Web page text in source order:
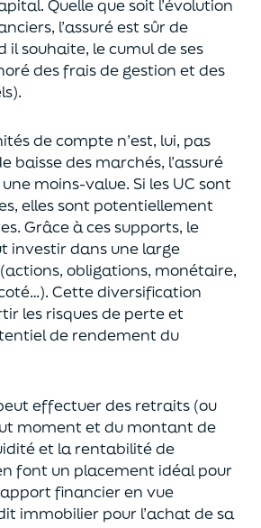
Quelle que soit l’évolution
l’assuré est sûr de
il souhaite, le cumul de ses
des frais de gestion et des
de compte n’est, lui, pas
baisse des marchés, l’assuré
moins-value. Si les UC sont
elles sont potentiellement
Grâce à ces supports, le
investir dans une large
obligations, monétaire,
. Cette diversification
les risques de perte et
de rendement du
effectuer des retraits (ou
moment et du montant de
et la rentabilité de
font un placement idéal pour
financier en vue
immobilier pour l’achat desa